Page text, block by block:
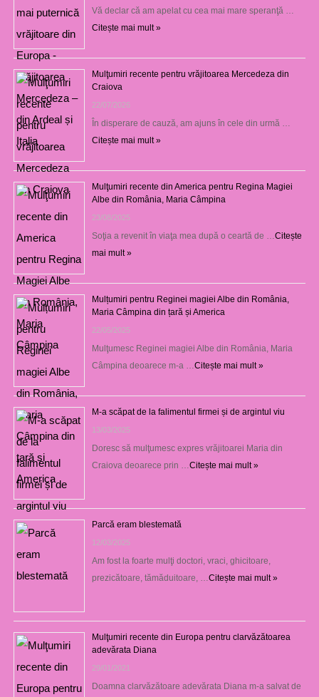
Vă declar că am apelat cu cea mai mare speranţă …
Citește mai mult »
Mulţumiri recente pentru vrăjitoarea Mercedeza din
Craiova
22/07/2026
În disperare de cauză, am ajuns în cele din urmă …
Citește mai mult »
Mulţumiri recente din America pentru Regina Magiei
Albe din România, Maria Câmpina
23/08/2025
Soţia a revenit în viaţa mea după o ceartă de …Citește
mai mult »
Mulțumiri pentru Reginei magiei Albe din România,
Maria Câmpina din țară și America
22/05/2025
Mulţumesc Reginei magiei Albe din România, Maria
Câmpina deoarece m-a …Citește mai mult »
M-a scăpat de la falimentul firmei și de argintul viu
13/03/2025
Doresc să mulţumesc expres vrăjitoarei Maria din
Craiova deoarece prin …Citește mai mult »
Parcă eram blestemată
12/03/2025
Am fost la foarte mulţi doctori, vraci, ghicitoare,
prezicătoare, tămăduitoare, …Citește mai mult »
Mulţumiri recente din Europa pentru clarvăzătoarea
adevărata Diana
29/01/2021
Doamna clarvăzătoare adevărata Diana m-a salvat de